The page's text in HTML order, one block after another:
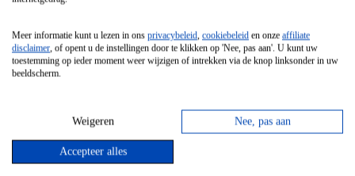
Vrijstaande Magnetron
Vrijstaande Kookplaat
Inbouw Gaskookplaat
Inbouw Keramische Kookplaat
Kookplaat Accessoires
Meer informatie kunt u lezen in ons privacybeleid, cookiebeleid en onze affiliate
disclaimer, of opent u de instellingen door te klikken op 'Nee, pas aan'. U kunt uw
toestemming op ieder moment weer wijzigen of intrekken via de knop linksonder in uw
beeldscherm.
Weigeren Nee, pas aan
Accepteer alles